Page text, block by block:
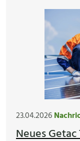
23.04.2026
Neues